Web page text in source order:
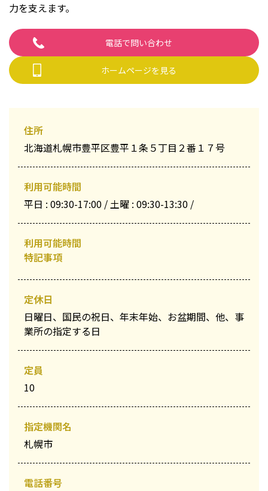
力を支えます。
電話で問い合わせ
ホームページを見る
住所
北海道札幌市豊平区豊平１条５丁目２番１７号
利用可能時間
平日 : 09:30-17:00 / 土曜 : 09:30-13:30 /
利用可能時間
特記事項
定休日
日曜日、国民の祝日、年末年始、お盆期間、他、事
業所の指定する日
定員
10
指定機関名
札幌市
電話番号